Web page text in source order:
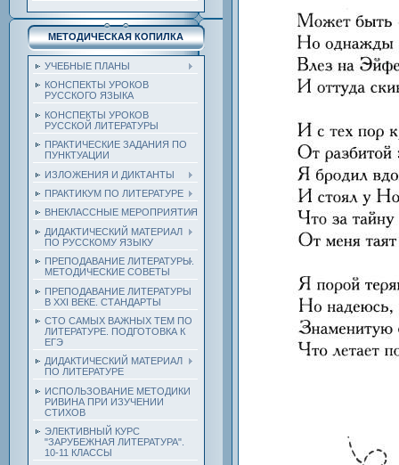
МЕТОДИЧЕСКАЯ КОПИЛКА
УЧЕБНЫЕ ПЛАНЫ
КОНСПЕКТЫ УРОКОВ
РУССКОГО ЯЗЫКА
КОНСПЕКТЫ УРОКОВ
РУССКОЙ ЛИТЕРАТУРЫ
ПРАКТИЧЕСКИЕ ЗАДАНИЯ ПО
ПУНКТУАЦИИ
ИЗЛОЖЕНИЯ И ДИКТАНТЫ
ПРАКТИКУМ ПО ЛИТЕРАТУРЕ
ВНЕКЛАССНЫЕ МЕРОПРИЯТИЯ
ДИДАКТИЧЕСКИЙ МАТЕРИАЛ
ПО РУССКОМУ ЯЗЫКУ
ПРЕПОДАВАНИЕ ЛИТЕРАТУРЫ.
МЕТОДИЧЕСКИЕ СОВЕТЫ
ПРЕПОДАВАНИЕ ЛИТЕРАТУРЫ
В XXI ВЕКЕ. СТАНДАРТЫ
СТО САМЫХ ВАЖНЫХ ТЕМ ПО
ЛИТЕРАТУРЕ. ПОДГОТОВКА К
ЕГЭ
ДИДАКТИЧЕСКИЙ МАТЕРИАЛ
ПО ЛИТЕРАТУРЕ
ИСПОЛЬЗОВАНИЕ МЕТОДИКИ
РИВИНА ПРИ ИЗУЧЕНИИ
СТИХОВ
ЭЛЕКТИВНЫЙ КУРС
"ЗАРУБЕЖНАЯ ЛИТЕРАТУРА".
10-11 КЛАССЫ